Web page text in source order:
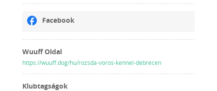
Facebook
Wuuff Oldal
https://wuuff.dog/hu/rozsda-voros-kennel-debrecen
Klubtagságok